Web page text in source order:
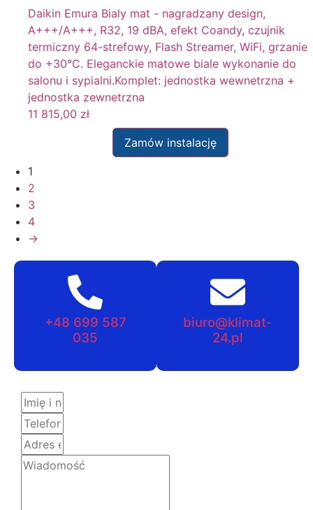
Daikin Emura Bialy mat - nagradzany design,
A+++/A+++, R32, 19 dBA, efekt Coandy, czujnik
termiczny 64-strefowy, Flash Streamer, WiFi, grzanie
do +30°C. Eleganckie matowe biale wykonanie do
salonu i sypialni.Komplet: jednostka wewnetrzna +
jednostka zewnetrzna
11 815,00 zł
Zamów instalację
1
2
3
4
→
+48 699 587
035
biuro@klimat-
24.pl